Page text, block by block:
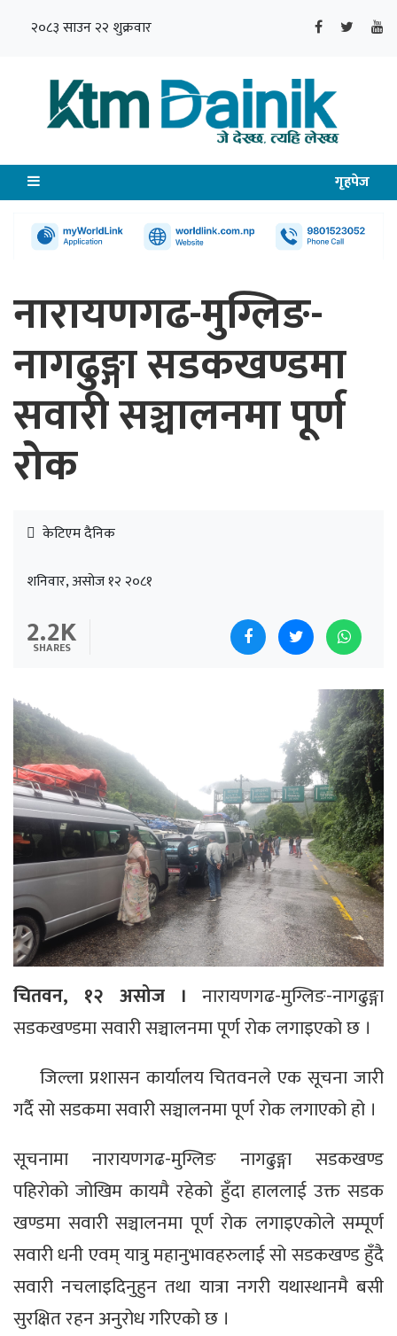
२०८३ साउन २२ शुक्रवार
गृहपेज
नारायणगढ-मुग्लिङ-
नागढुङ्गा सडकखण्डमा
सवारी सञ्चालनमा पूर्ण
रोक
केटिएम दैनिक
शनिवार, असोज १२ २०८१
2.2K
SHARES
चितवन, १२ असोज । नारायणगढ-मुग्लिङ-नागढुङ्गा
सडकखण्डमा सवारी सञ्चालनमा पूर्ण रोक लगाइएको छ ।
जिल्ला प्रशासन कार्यालय चितवनले एक सूचना जारी
गर्दै सो सडकमा सवारी सञ्चालनमा पूर्ण रोक लगाएको हो ।
सूचनामा नारायणगढ-मुग्लिङ नागढुङ्गा सडकखण्ड
पहिरोको जोखिम कायमै रहेको हुँदा हाललाई उक्त सडक
खण्डमा सवारी सञ्चालनमा पूर्ण रोक लगाइएकोले सम्पूर्ण
सवारी धनी एवम् यात्रु महानुभावहरुलाई सो सडकखण्ड हुँदै
सवारी नचलाइदिनुहुन तथा यात्रा नगरी यथास्थानमै बसी
सुरक्षित रहन अनुरोध गरिएको छ ।